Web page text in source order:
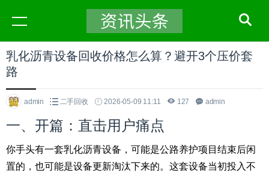
乳化沥青设备回收价格怎么算？避开3个压价套
路
admin 二手回收 2026-05-09 11:11 127 admin
一、开篇：直击用户痛点
你手头有一套乳化沥青设备，可能是公路养护项目结束后闲
置的，也可能是设备更新淘汰下来的。这套设备当初投入不